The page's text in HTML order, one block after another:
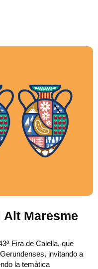
Alt Maresme
Fira de Calella, que
invitando a
la temática